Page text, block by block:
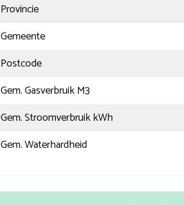
Provincie
Gemeente
Postcode
Gem. Gasverbruik M3
Gem. Stroomverbruik kWh
Gem. Waterhardheid